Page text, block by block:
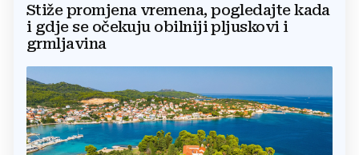
Stiže promjena vremena, pogledajte kada
i gdje se očekuju obilniji pljuskovi i
grmljavina